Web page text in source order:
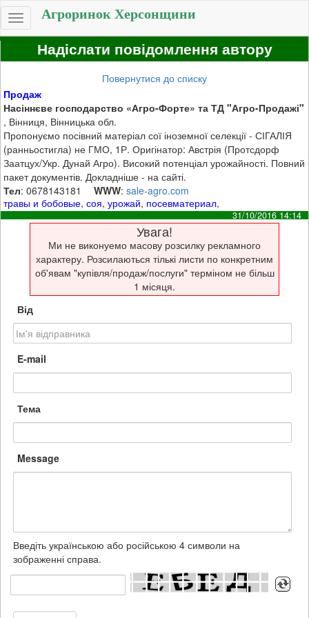
Toggle
navigation
Агроринок Херсонщини
Надіслати повідомлення автору
Повернутися до списку
Продаж
Насіннєве господарство «Агро-Форте» та ТД "Агро-Продажі"
, Вінниця, Вінницька обл.
Пропонуємо посівний матеріал сої іноземної селекції - СІГАЛІЯ
(ранньостигла) не ГМО, 1Р. Оригінатор: Австрія (Протсдорф
Заатцух/Укр. Дунай Агро). Високий потенціал урожайності. Повний
пакет документів. Докладніше - на сайті.
Тел: 0678143181 WWW:sale-agro.com
травы и бобовые,соя,урожай, посевматериал,
31/10/2016 14:14
Увага!
Ми не виконуемо масову розсилку рекламного
характеру. Розсилаються тількі листи по конкретним
об'явам "купівля/продаж/послуги" терміном не більш
1 місяця.
Від
E-mail
Тема
Message
Введіть українською або російською 4 символи на
зображенні справа.